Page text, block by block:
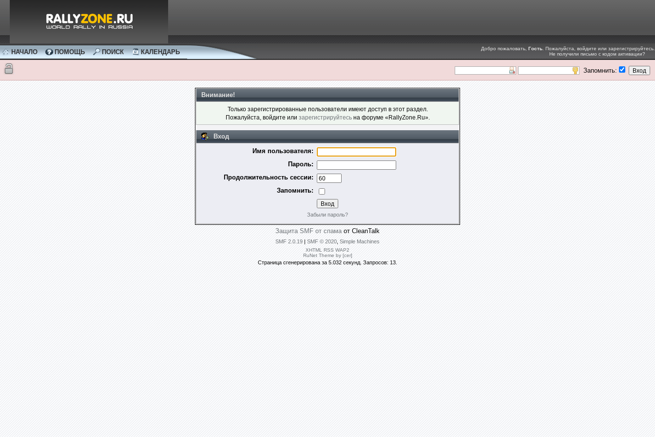
НАЧАЛО ПОМОЩЬ ПОИСК КАЛЕНДАРЬ Добро пожаловать, Гость . Пожалуйста, войдите или зарегистрируйтесь
Не получили письмо с кодом активации?
Запомнить:
Внимание!
Только зарегистрированные пользователи имеют доступ в этот раздел.
Пожалуйста, войдите или зарегистрируйтесьна форуме «RallyZone.Ru».
Вход
Имя пользователя:
Пароль:
Продолжительность сессии:
Запомнить:
Забыли пароль?
Защита SMF от спама от CleanTalk
SMF 2.0.19 | SMF © 2020 Simple Machines
XHTML RSS WAP2
RuNet Theme by [cer]
Страница сгенерирована за 5.032 секунд. Запросов: 13.